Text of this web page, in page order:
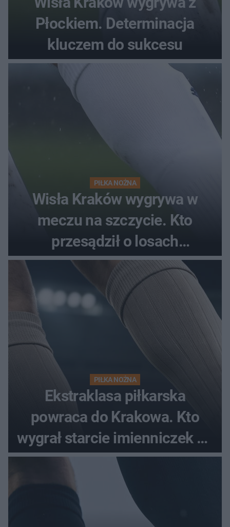
Płockiem. Determinacja
kluczem do sukcesu
PIŁKA NOŻNA
Wisła Kraków wygrywa w
meczu na szczycie. Kto
przesądził o losach
spotkania?
PIŁKA NOŻNA
Ekstraklasa piłkarska
powraca do Krakowa. Kto
wygrał starcie imienniczek na
pełnym stadionie